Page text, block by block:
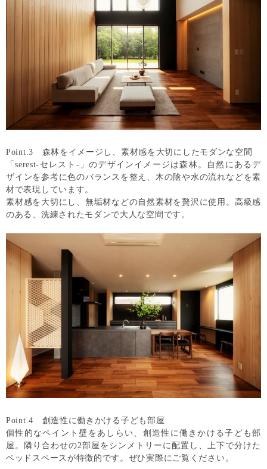
Point.3 森林をイメージし、素材感を大切にしたモダンな空間
「serest-セレスト-」のデザインイメージは森林。自然にあるデ
ザインを参考に色のバランスを整え、木の陰や水の流れなどを素
材で表現しています。
素材感を大切にし、無垢材などの自然素材を贅沢に使用。高級感
のある、洗練されたモダンで大人な空間です。
Point.4 創造性に働きかける子ども部屋
個性的なペイント壁をあしらい、創造性に働きかける子ども部
屋。隣り合わせの2部屋をシンメトリーに配置し、上下で分けた
ベッドスペースが特徴的です。ぜひ実際にご覧ください。